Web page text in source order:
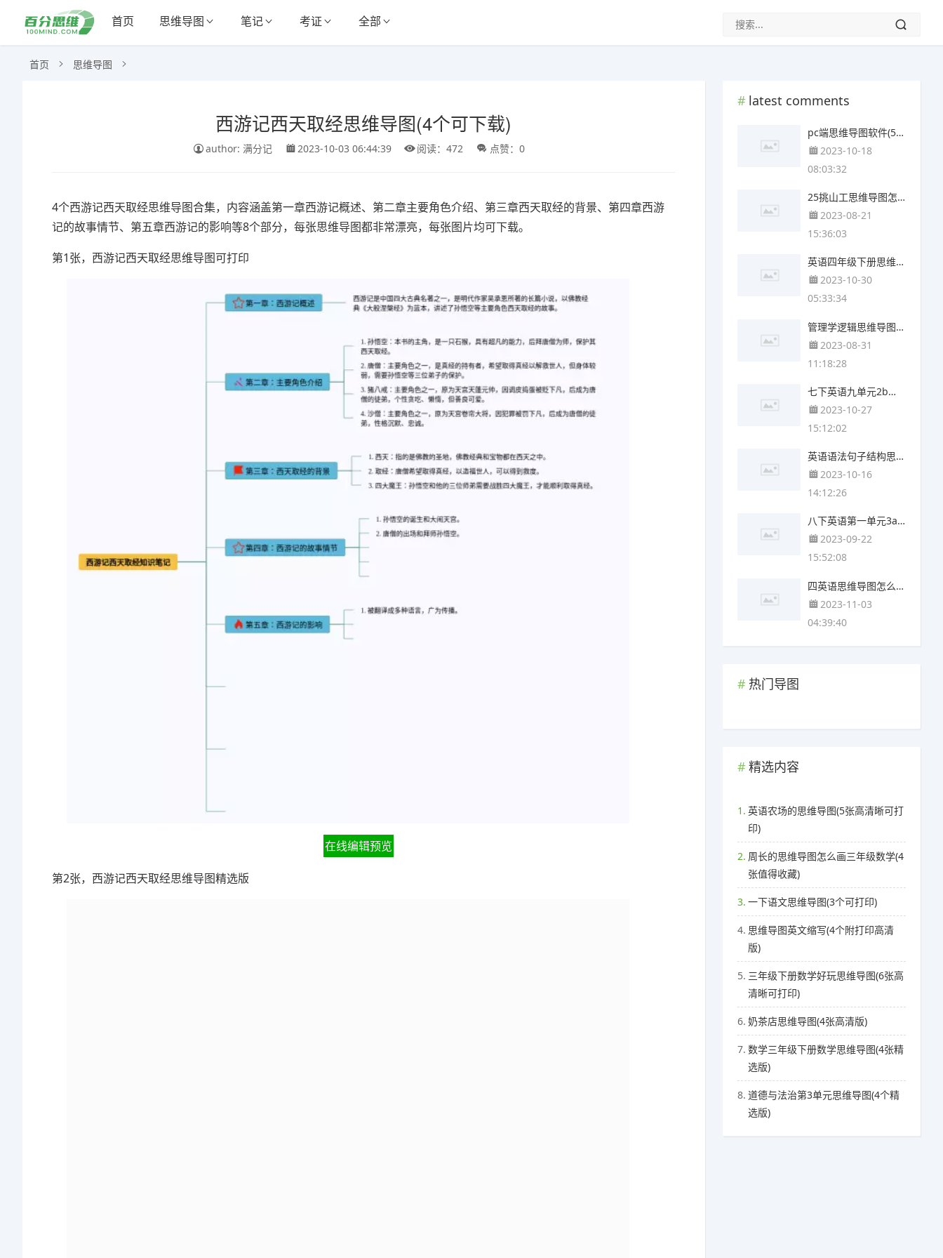
首页 思维导图 笔记 考证 全部
首页 思维导图
西游记西天取经思维导图(4个可下载)
author: 满分记 2023-10-03 06:44:39 阅读：472 点赞：0
4个西游记西天取经思维导图合集，内容涵盖第一章西游记概述、第二章主要角色介绍、第三章西天取经的背景、第四章西游
记的故事情节、第五章西游记的影响等8个部分，每张思维导图都非常漂亮，每张图片均可下载。
第1张，西游记西天取经思维导图可打印
在线编辑预览
第2张，西游记西天取经思维导图精选版
latest comments
pc端思维导图软件(5张附下载)
2023-10-18
08:03:32
25挑山工思维导图怎么画(4个可下载)
2023-08-21
15:36:03
英语四年级下册思维导图四单元(4个附下载)
2023-10-30
05:33:34
管理学逻辑思维导图(6张值得收藏)
2023-08-31
11:18:28
七下英语九单元2b思维导图(5张高清版)
2023-10-27
15:12:02
英语语法句子结构思维导图(4个可打印)
2023-10-16
14:12:26
八下英语第一单元3a思维导图(3个附打印高清版)
2023-09-22
15:52:08
四英语思维导图怎么画(3张附下载)
2023-11-03
04:39:40
热门导图
精选内容
1. 英语农场的思维导图(5张高清晰可打
印)
2. 周长的思维导图怎么画三年级数学(4
张值得收藏)
3. 一下语文思维导图(3个可打印)
4. 思维导图英文缩写(4个附打印高清
版)
5. 三年级下册数学好玩思维导图(6张高
清晰可打印)
6. 奶茶店思维导图(4张高清版)
7. 数学三年级下册数学思维导图(4张精
选版)
8. 道德与法治第3单元思维导图(4个精
选版)